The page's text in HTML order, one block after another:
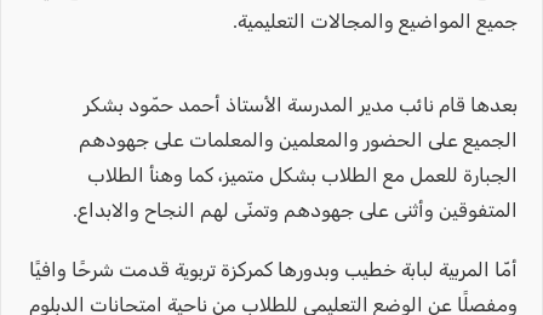
جميع المواضيع والمجالات التعليمية.
بعدها قام نائب مدير المدرسة الأستاذ أحمد حمّود بشكر
الجميع على الحضور والمعلمين والمعلمات على جهودهم
الجبارة للعمل مع الطلاب بشكل متميز، كما وهنأ الطلاب
المتفوقين وأثنى على جهودهم وتمنّى لهم النجاح والابداع.
أمّا المربية لبابة خطيب وبدورها كمركزة تربوية قدمت شرحًا وافيًا
ومفصلًا عن الوضع التعليمي للطلاب من ناحية امتحانات الدبلوم